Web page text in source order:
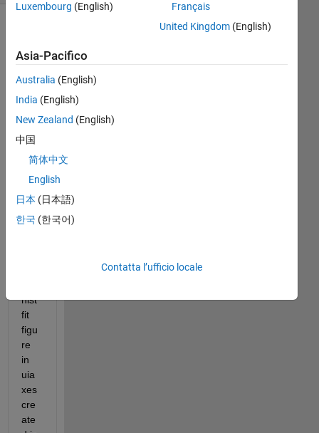
Hi. I
et
diffi
culti
in
hist
fit
figu
re
in
uia
xes
cre
ate
Luxembourg (English)
Français
United Kingdom(English)
Asia-Pacifico
Australia (English)
India (English)
New Zealand (English)
中国
简体中文
English
日本 (日本語)
한국 (한국어)
Contatta l’ufficio locale